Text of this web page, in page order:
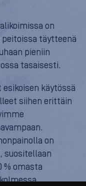
on
peitoissa täytteenä
pieniin
tasaisesti.
käytössä
siihen erittäin
on
suositellaan
% omasta